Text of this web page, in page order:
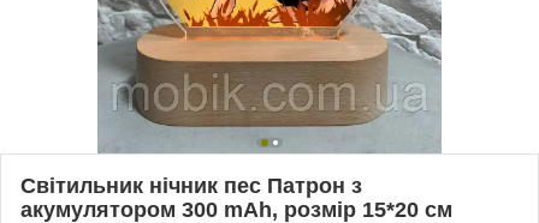
Світильник нічник пес Патрон з
акумулятором 300 mAh, розмір 15*20 см